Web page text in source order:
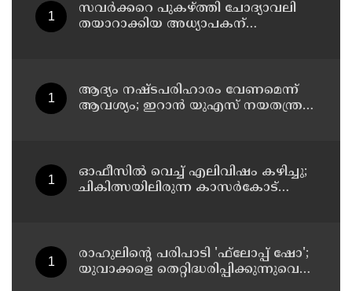
സവര്‍ക്കറെ പുകഴ്ത്തി ചോദ്യാവലി
തയാറാക്കിയ അധ്യാപകന്
ആദ്യം നഷ്ടപരിഹാരം വേണമെന്ന്
ആവശ്യം; ഇറാന്‍ യുഎസ് നയതന്ത്ര
ഓഫീസില്‍ വെച്ച് എലിവിഷം കഴിച്ചു;
ചികിത്സയിലിരുന്ന കാസര്‍കോട്
രാഹുലിന്റെ പരിപാടി 'ഫ്‌ലോപ്പ് ഷോ';
യുവാക്കളെ തെറ്റിദ്ധരിപ്പിക്കുന്നുവെന്ന്